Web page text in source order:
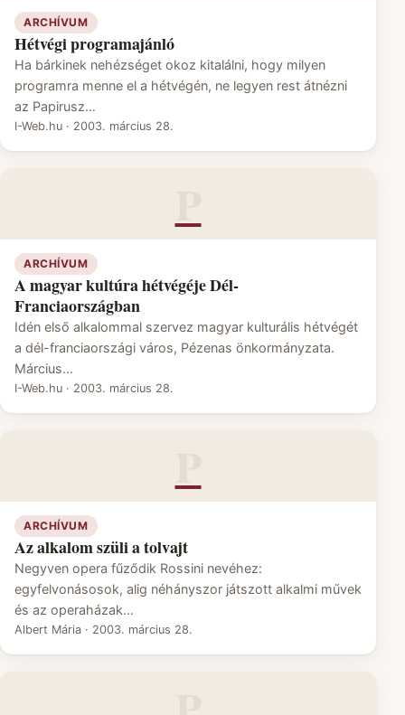
ARCHÍVUM
Hétvégi programajánló
Ha bárkinek nehézséget okoz kitalálni, hogy milyen
programra menne el a hétvégén, ne legyen rest átnézni
az Papirusz…
I-Web.hu · 2003. március 28.
ARCHÍVUM
A magyar kultúra hétvégéje Dél-
Franciaországban
Idén első alkalommal szervez magyar kulturális hétvégét
a dél-franciaországi város, Pézenas önkormányzata.
Március…
I-Web.hu · 2003. március 28.
ARCHÍVUM
Az alkalom szüli a tolvajt
Negyven opera fűződik Rossini nevéhez:
egyfelvonásosok, alig néhányszor játszott alkalmi művek
és az operaházak…
Albert Mária · 2003. március 28.